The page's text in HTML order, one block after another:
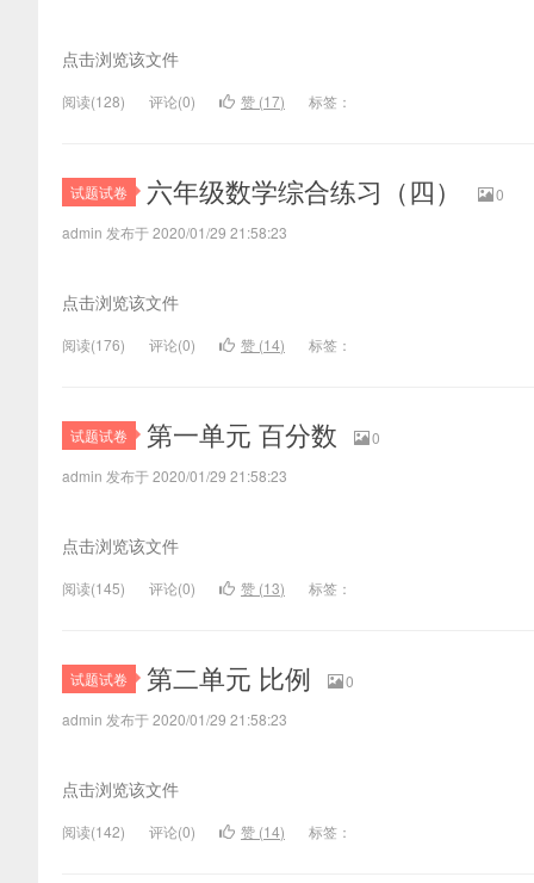
点击浏览该文件
阅读(128) 评论(0) 赞 (17) 标签：
试题试卷 六年级数学综合练习（四）
0
admin 发布于 2020/01/29 21:58:23
点击浏览该文件
阅读(176) 评论(0) 赞 (14) 标签：
试题试卷 第一单元 百分数
0
admin 发布于 2020/01/29 21:58:23
点击浏览该文件
阅读(145) 评论(0) 赞 (13) 标签：
试题试卷 第二单元 比例
0
admin 发布于 2020/01/29 21:58:23
点击浏览该文件
阅读(142) 评论(0) 赞 (14) 标签：